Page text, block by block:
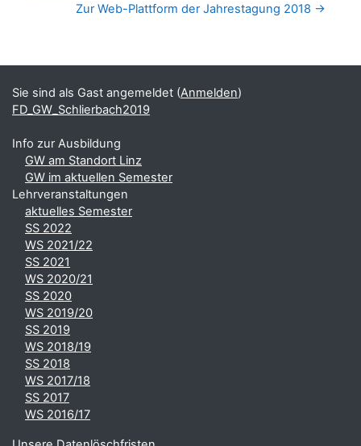
Zur Web-Plattform der Jahrestagung 2018 →
Ergänzungsblöcke
Sie sind als Gast angemeldet (Anmelden)
FD_GW_Schlierbach2019
Info zur Ausbildung
GW am Standort Linz
GW im aktuellen Semester
Lehrveranstaltungen
aktuelles Semester
SS 2022
WS 2021/22
SS 2021
WS 2020/21
SS 2020
WS 2019/20
SS 2019
WS 2018/19
SS 2018
WS 2017/18
SS 2017
WS 2016/17